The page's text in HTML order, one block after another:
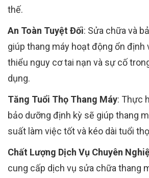
thế.
An Toàn Tuyệt Đối: Sửa chữa và
giúp thang máy hoạt động ổn định
thiểu nguy cơ tai nạn và sự cố
dụng.
Tăng Tuổi Thọ Thang Máy: Thực
bảo dưỡng định kỳ sẽ giúp thang
suất làm việc tốt và kéo dài tuổi
Chất Lượng Dịch Vụ Chuyên
cung cấp dịch vụ sửa chữa thang